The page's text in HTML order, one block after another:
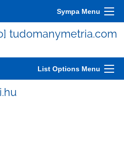
Sympa Menu
tudomanymetria.com
List Options Menu